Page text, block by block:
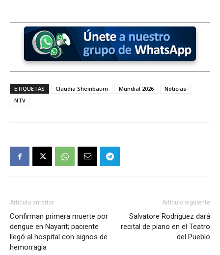
ETIQUETAS Claudia Sheinbaum Mundial 2026
Noticias
NTV
Artículo anterior
Confirman primera muerte por
dengue en Nayarit; paciente
llegó al hospital con signos de
hemorragia
Artículo siguiente
Salvatore Rodríguez dará
recital de piano en el Teatro
del Pueblo